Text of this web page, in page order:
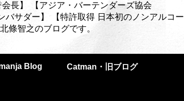
長】 【アジア・バーテンダーズ協会
バサダー】 【特許取得 日本初のノンアルコー
條智之のブログです。
Blog Catman・旧ブログ